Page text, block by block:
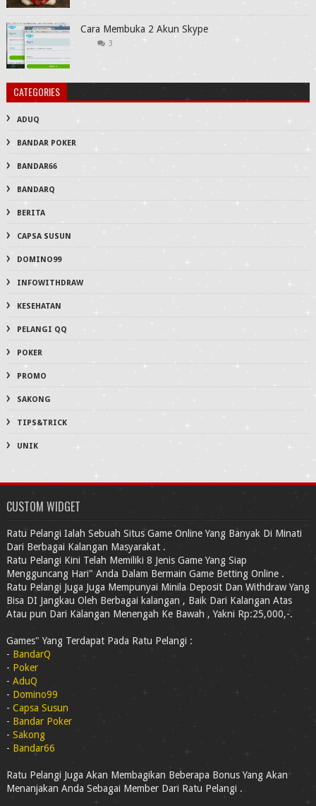
Cara Membuka 2 Akun Skype
3
CATEGORIES
ADUQ
BANDAR POKER
BANDAR66
BANDARQ
BERITA
CAPSA SUSUN
DOMINO99
INFOWITHDRAW
KESEHATAN
PELANGI QQ
POKER
PROMO
SAKONG
TIPS&TRICK
UNIK
CUSTOM WIDGET
Ratu Pelangi Ialah Sebuah Situs Game Online Yang Banyak Di Minati
Dari Berbagai Kalangan Masyarakat .
Ratu Pelangi Kini Telah Memiliki 8 Jenis Game Yang Siap
Mengguncang Hari" Anda Dalam Bermain Game Betting Online .
Ratu Pelangi Juga Juga Mempunyai Minila Deposit Dan Withdraw Yang
Bisa DI Jangkau Oleh Berbagai kalangan , Baik Dari Kalangan Atas
Atau pun Dari Kalangan Menengah Ke Bawah , Yakni Rp:25,000,-.
Games" Yang Terdapat Pada Ratu Pelangi :
- BandarQ
- Poker
- AduQ
- Domino99
- Capsa Susun
- Bandar Poker
- Sakong
- Bandar66
Ratu Pelangi Juga Akan Membagikan Beberapa Bonus Yang Akan
Menanjakan Anda Sebagai Member Dari Ratu Pelangi .